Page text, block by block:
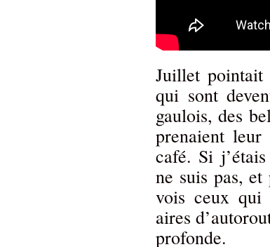
Juillet pointait
qui sont
gaulois, des
prenaient leur
café. Si
ne suis pas,
vois ceux qui
aires
profonde.